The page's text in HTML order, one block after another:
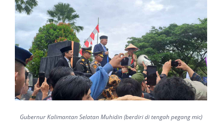
Gubernur Kalimantan Selatan Muhidin (berdiri di tengah pegang mic)